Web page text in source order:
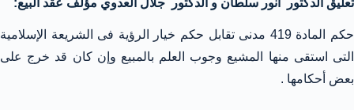
تعليق الدكتور أنور سلطان و الدكتور جلال العدوي مؤلف عقد البيع:
حكم المادة 419 مدنى تقابل حكم خيار الرؤية فى الشريعة الإسلامية
التى استقى منها المشيع وجوب العلم بالمبيع وإن كان قد خرج على
بعض أحكامها .